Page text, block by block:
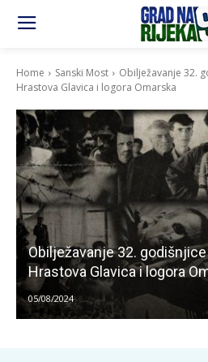
Home Sanski Most
Obilježavanje 32.
Hrastova Glavica i logora Omarska
Obilježavanje 32.
Hrastova Glavica i logora
05/08/2024